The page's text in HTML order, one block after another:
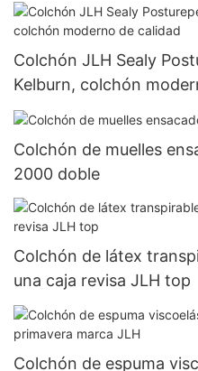
Colchón JLH Sealy
Kelburn, colchón
Colchón de muelles
2000 doble
Colchón de látex
una caja revisa JLH top
Colchón de espuma